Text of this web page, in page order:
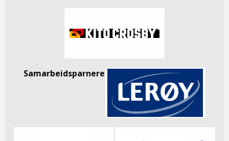
Samarbeidsparnere